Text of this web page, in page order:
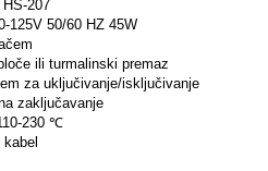
207
125V 50/60 HZ 45W
ili turmalinski premaz
za uključivanje/isključivanje
zaključavanje
230 ℃